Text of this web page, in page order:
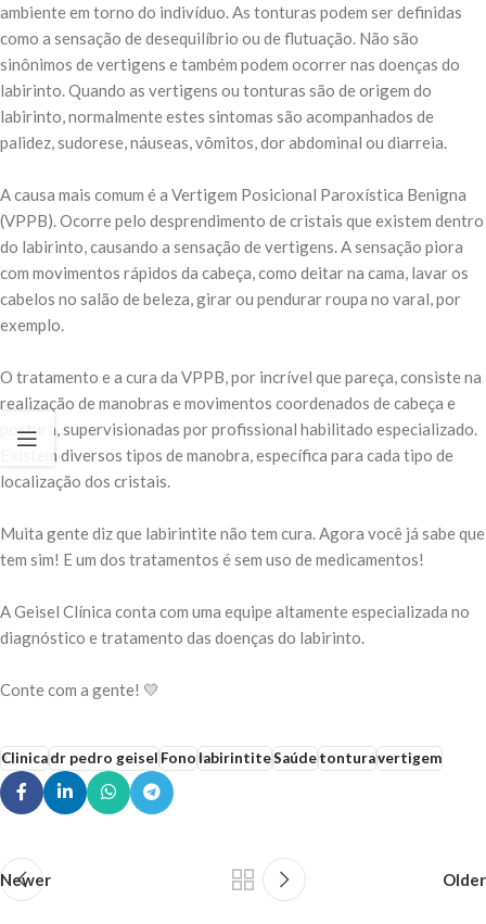
ambiente em torno do indivíduo. As tonturas podem ser definidas
como a sensação de desequilíbrio ou de flutuação. Não são
sinônimos de vertigens e também podem ocorrer nas doenças do
labirinto. Quando as vertigens ou tonturas são de origem do
labirinto, normalmente estes sintomas são acompanhados de
palidez, sudorese, náuseas, vômitos, dor abdominal ou diarreia.
A causa mais comum é a Vertigem Posicional Paroxística Benigna
(VPPB). Ocorre pelo desprendimento de cristais que existem dentro
do labirinto, causando a sensação de vertigens. A sensação piora
com movimentos rápidos da cabeça, como deitar na cama, lavar os
cabelos no salão de beleza, girar ou pendurar roupa no varal, por
exemplo.
O tratamento e a cura da VPPB, por incrível que pareça, consiste na
realização de manobras e movimentos coordenados de cabeça e
postura, supervisionadas por profissional habilitado especializado.
Existem diversos tipos de manobra, específica para cada tipo de
localização dos cristais.
Muita gente diz que labirintite não tem cura. Agora você já sabe que
tem sim! E um dos tratamentos é sem uso de medicamentos!
A Geisel Clínica conta com uma equipe altamente especializada no
diagnóstico e tratamento das doenças do labirinto.
Conte com a gente! 💛
Clinicadr pedro geiselFonolabirintiteSaúdetonturavertigem
Newer Older